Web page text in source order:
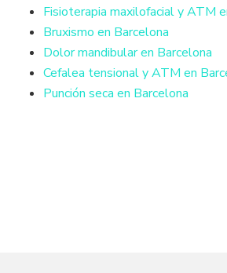
Fisioterapia maxilofacial y ATM
Bruxismo en Barcelona
Dolor mandibular en Barcelona
Cefalea tensional y ATM en
Punción seca en Barcelona